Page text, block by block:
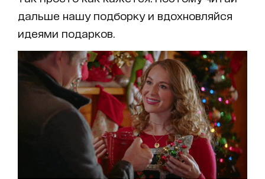
дальше нашу подборку и вдохновляйся
идеями подарков.